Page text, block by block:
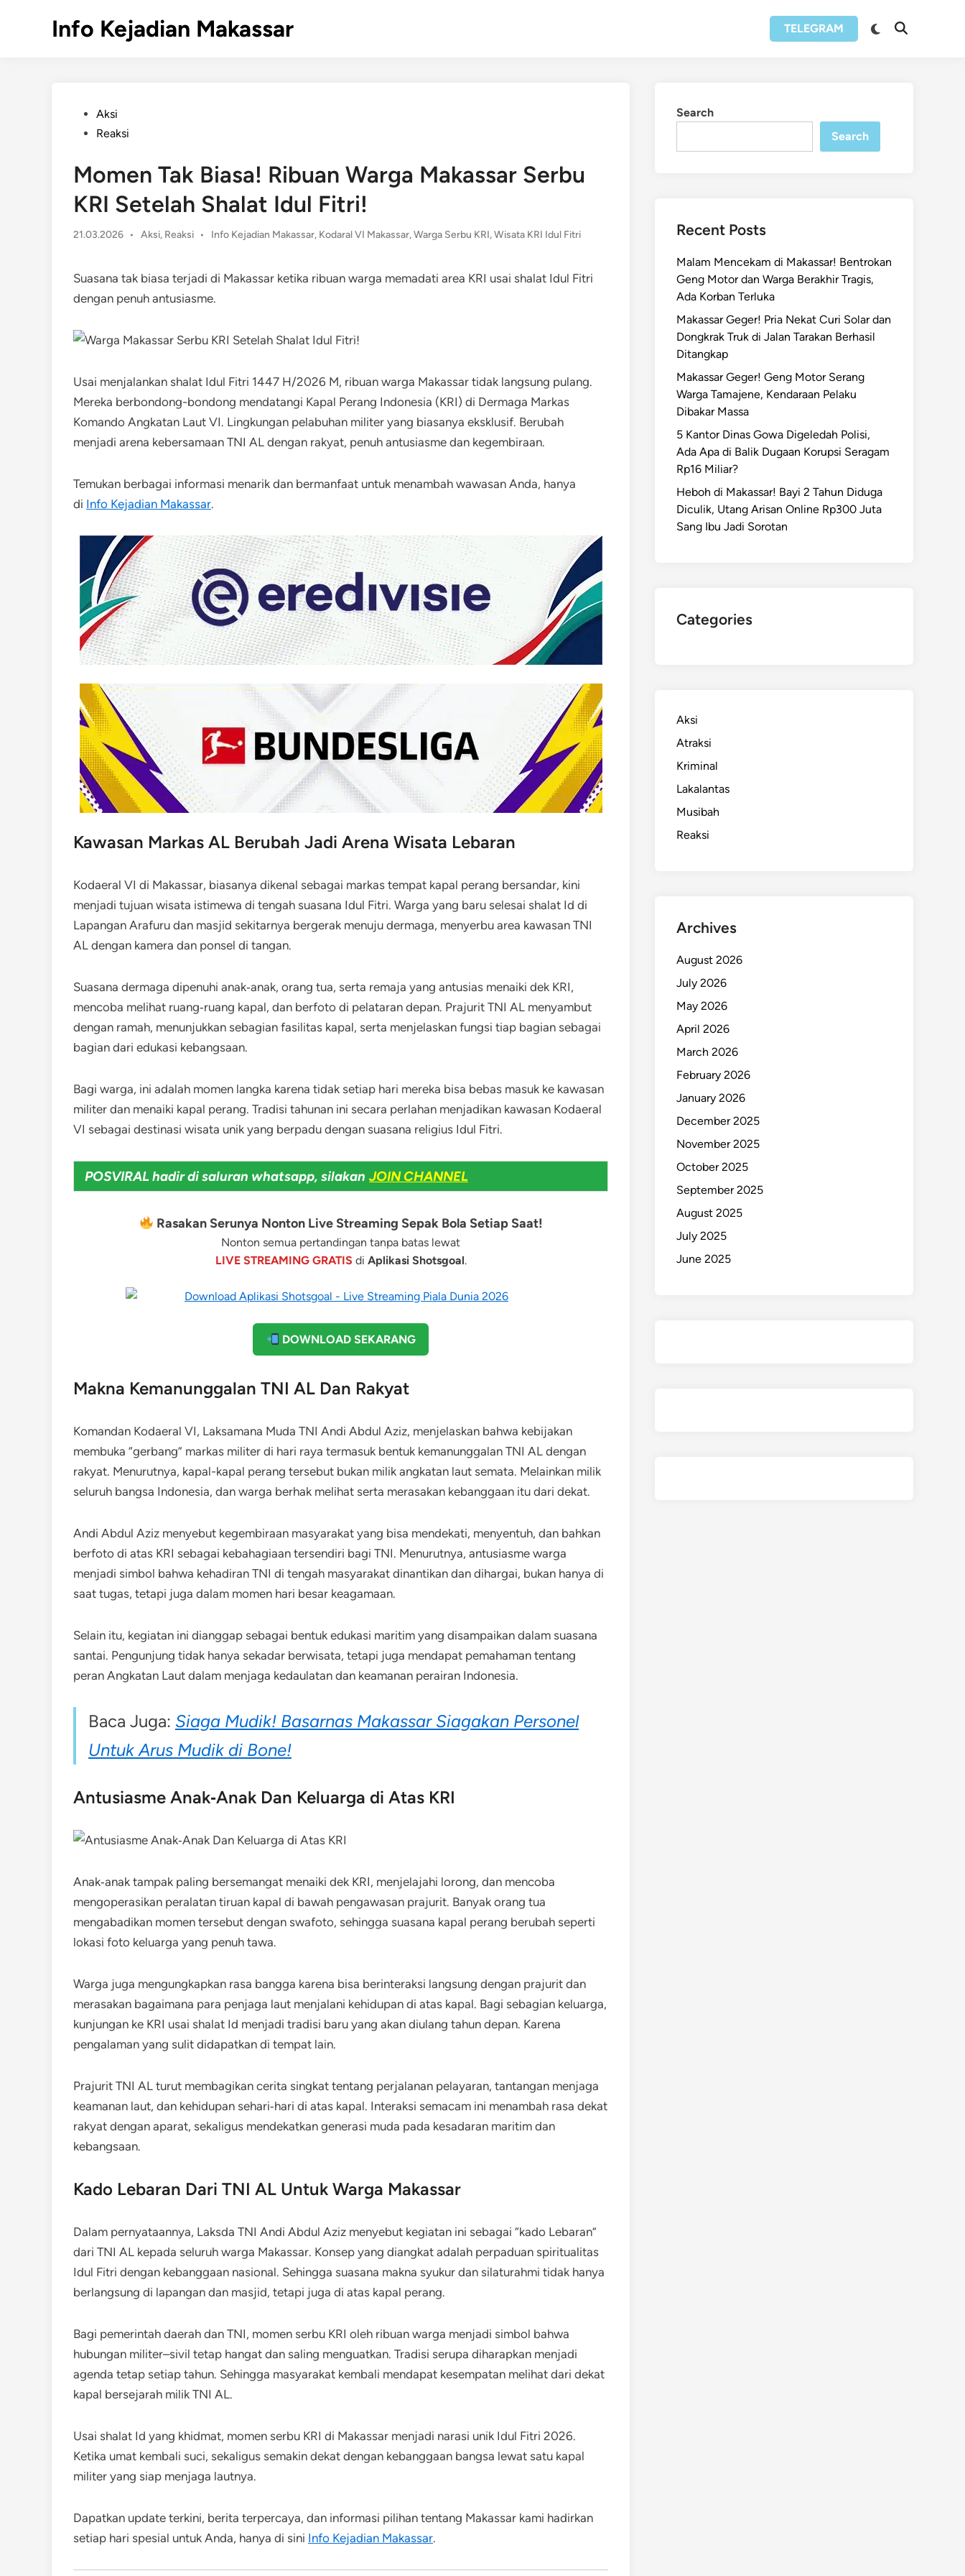
Info Kejadian Makassar TELEGRAM
Switch
Open
PostedAksi
Reaksi
Momen Tak Biasa! Ribuan Warga Makassar Serbu
KRI Setelah Shalat Idul Fitri!
21.03.2026 •
Posted
Aksi, Reaksi • Info Kejadian Makassar, Kodaral VI Makassar,Warga Serbu KRI,Wisata KRI Idul Fitri
Suasana tak biasa terjadi di Makassar ketika ribuan warga memadati area KRI usai shalat Idul Fitri
dengan penuh antusiasme.
Usai menjalankan shalat Idul Fitri 1447 H/2026 M, ribuan warga Makassar tidak langsung pulang.
Mereka berbondong-bondong mendatangi Kapal Perang Indonesia (KRI) di Dermaga Markas
Komando Angkatan Laut VI. Lingkungan pelabuhan militer yang biasanya eksklusif. Berubah
menjadi arena kebersamaan TNI AL dengan rakyat, penuh antusiasme dan kegembiraan.
Temukan berbagai informasi menarik dan bermanfaat untuk menambah wawasan Anda, hanya
di Info Kejadian Makassar.
Kawasan Markas AL Berubah Jadi Arena Wisata Lebaran
Kodaeral VI di Makassar, biasanya dikenal sebagai markas tempat kapal perang bersandar, kini
menjadi tujuan wisata istimewa di tengah suasana Idul Fitri. Warga yang baru selesai shalat Id di
Lapangan Arafuru dan masjid sekitarnya bergerak menuju dermaga, menyerbu area kawasan TNI
AL dengan kamera dan ponsel di tangan.
Suasana dermaga dipenuhi anak‑anak, orang tua, serta remaja yang antusias menaiki dek KRI,
mencoba melihat ruang‑ruang kapal, dan berfoto di pelataran depan. Prajurit TNI AL menyambut
dengan ramah, menunjukkan sebagian fasilitas kapal, serta menjelaskan fungsi tiap bagian sebagai
bagian dari edukasi kebangsaan.
Bagi warga, ini adalah momen langka karena tidak setiap hari mereka bisa bebas masuk ke kawasan
militer dan menaiki kapal perang. Tradisi tahunan ini secara perlahan menjadikan kawasan Kodaeral
VI sebagai destinasi wisata unik yang berpadu dengan suasana religius Idul Fitri.
POSVIRAL hadir di saluran whatsapp, silakan JOIN CHANNEL
Rasakan Serunya Nonton Live Streaming Sepak Bola Setiap Saat!
Nonton semua pertandingan tanpa batas lewat
LIVE STREAMING GRATIS di Aplikasi Shotsgoal.
DOWNLOAD SEKARANG
Makna Kemanunggalan TNI AL Dan Rakyat
Komandan Kodaeral VI, Laksamana Muda TNI Andi Abdul Aziz, menjelaskan bahwa kebijakan
membuka “gerbang” markas militer di hari raya termasuk bentuk kemanunggalan TNI AL dengan
rakyat. Menurutnya, kapal-kapal perang tersebut bukan milik angkatan laut semata. Melainkan milik
seluruh bangsa Indonesia, dan warga berhak melihat serta merasakan kebanggaan itu dari dekat.
Andi Abdul Aziz menyebut kegembiraan masyarakat yang bisa mendekati, menyentuh, dan bahkan
berfoto di atas KRI sebagai kebahagiaan tersendiri bagi TNI. Menurutnya, antusiasme warga
menjadi simbol bahwa kehadiran TNI di tengah masyarakat dinantikan dan dihargai, bukan hanya di
saat tugas, tetapi juga dalam momen hari besar keagamaan.
Selain itu, kegiatan ini dianggap sebagai bentuk edukasi maritim yang disampaikan dalam suasana
santai. Pengunjung tidak hanya sekadar berwisata, tetapi juga mendapat pemahaman tentang
peran Angkatan Laut dalam menjaga kedaulatan dan keamanan perairan Indonesia.
Baca Juga: Siaga Mudik! Basarnas Makassar Siagakan Personel
Untuk Arus Mudik di Bone!
Antusiasme Anak‑Anak Dan Keluarga di Atas KRI
Anak‑anak tampak paling bersemangat menaiki dek KRI, menjelajahi lorong, dan mencoba
mengoperasikan peralatan tiruan kapal di bawah pengawasan prajurit. Banyak orang tua
mengabadikan momen tersebut dengan swafoto, sehingga suasana kapal perang berubah seperti
lokasi foto keluarga yang penuh tawa.
Warga juga mengungkapkan rasa bangga karena bisa berinteraksi langsung dengan prajurit dan
merasakan bagaimana para penjaga laut menjalani kehidupan di atas kapal. Bagi sebagian keluarga,
kunjungan ke KRI usai shalat Id menjadi tradisi baru yang akan diulang tahun depan. Karena
pengalaman yang sulit didapatkan di tempat lain.
Prajurit TNI AL turut membagikan cerita singkat tentang perjalanan pelayaran, tantangan menjaga
keamanan laut, dan kehidupan sehari‑hari di atas kapal. Interaksi semacam ini menambah rasa dekat
rakyat dengan aparat, sekaligus mendekatkan generasi muda pada kesadaran maritim dan
kebangsaan.
Kado Lebaran Dari TNI AL Untuk Warga Makassar
Dalam pernyataannya, Laksda TNI Andi Abdul Aziz menyebut kegiatan ini sebagai “kado Lebaran”
dari TNI AL kepada seluruh warga Makassar. Konsep yang diangkat adalah perpaduan spiritualitas
Idul Fitri dengan kebanggaan nasional. Sehingga suasana makna syukur dan silaturahmi tidak hanya
berlangsung di lapangan dan masjid, tetapi juga di atas kapal perang.
Bagi pemerintah daerah dan TNI, momen serbu KRI oleh ribuan warga menjadi simbol bahwa
hubungan militer–sivil tetap hangat dan saling menguatkan. Tradisi serupa diharapkan menjadi
agenda tetap setiap tahun. Sehingga masyarakat kembali mendapat kesempatan melihat dari dekat
kapal bersejarah milik TNI AL.
Usai shalat Id yang khidmat, momen serbu KRI di Makassar menjadi narasi unik Idul Fitri 2026.
Ketika umat kembali suci, sekaligus semakin dekat dengan kebanggaan bangsa lewat satu kapal
militer yang siap menjaga lautnya.
Dapatkan update terkini, berita terpercaya, dan informasi pilihan tentang Makassar kami hadirkan
setiap hari spesial untuk Anda, hanya di sini Info Kejadian Makassar.
Search
Search
Recent Posts
Malam Mencekam di Makassar! Bentrokan
Geng Motor dan Warga Berakhir Tragis,
Ada Korban Terluka
Makassar Geger! Pria Nekat Curi Solar dan
Dongkrak Truk di Jalan Tarakan Berhasil
Ditangkap
Makassar Geger! Geng Motor Serang
Warga Tamajene, Kendaraan Pelaku
Dibakar Massa
5 Kantor Dinas Gowa Digeledah Polisi,
Ada Apa di Balik Dugaan Korupsi Seragam
Rp16 Miliar?
Heboh di Makassar! Bayi 2 Tahun Diduga
Diculik, Utang Arisan Online Rp300 Juta
Sang Ibu Jadi Sorotan
Categories
Aksi
Atraksi
Kriminal
Lakalantas
Musibah
Reaksi
Archives
August 2026
July 2026
May 2026
April 2026
March 2026
February 2026
January 2026
December 2025
November 2025
October 2025
September 2025
August 2025
July 2025
June 2025